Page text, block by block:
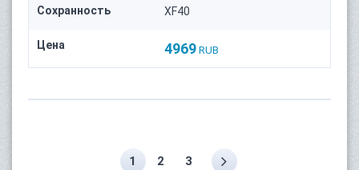
Сохранность XF40
Цена 4969 RUB
1 2 3